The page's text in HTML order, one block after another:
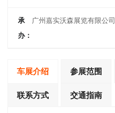
承
办：
广州嘉实沃森展览有限公司
车展介绍 参展范围
联系方式 交通指南